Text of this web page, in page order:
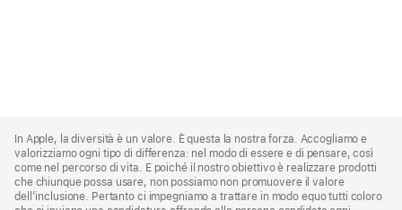
Footer
In Apple, la diversità è un valore. È questa la nostra forza. Accogliamo e
valorizziamo ogni tipo di differenza: nel modo di essere e di pensare, così
come nel percorso di vita. E poiché il nostro obiettivo è realizzare prodotti
che chiunque possa usare, non possiamo non promuovere il valore
dell’inclusione. Pertanto ci impegniamo a trattare in modo equo tutti coloro